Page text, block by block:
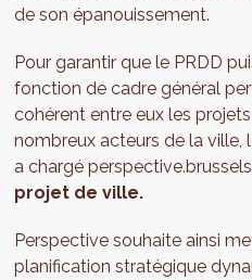
de son épanouissement.
Pour garantir que le PRDD
fonction de cadre général
cohérent entre eux les
nombreux acteurs de la ville,
a chargé
projet de ville.
Perspective souhaite ainsi
planification stratégique